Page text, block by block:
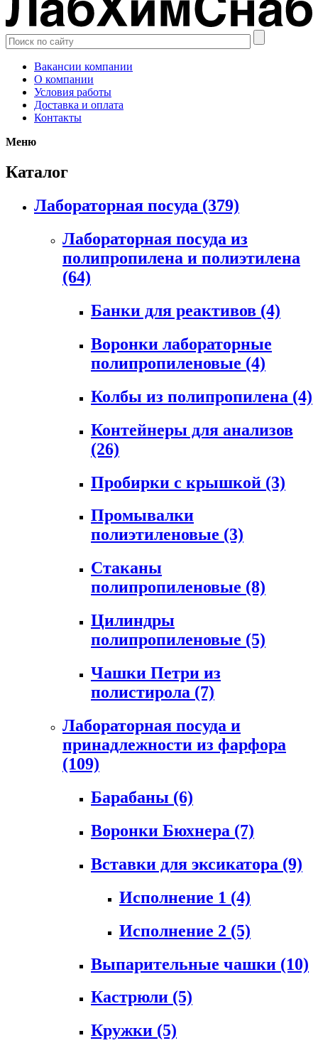
Вакансии компании
О компании
Условия работы
Доставка и оплата
Контакты
Меню
Каталог
Лабораторная посуда (379)
Лабораторная посуда из
полипропилена и полиэтилена
(64)
Банки для реактивов (4)
Воронки лабораторные
полипропиленовые (4)
Колбы из полипропилена (4)
Контейнеры для анализов
(26)
Пробирки с крышкой (3)
Промывалки
полиэтиленовые (3)
Стаканы
полипропиленовые (8)
Цилиндры
полипропиленовые (5)
Чашки Петри из
полистирола (7)
Лабораторная посуда и
принадлежности из фарфора
(109)
Барабаны (6)
Воронки Бюхнера (7)
Вставки для эксикатора (9)
Исполнение 1 (4)
Исполнение 2 (5)
Выпарительные чашки (10)
Кастрюли (5)
Кружки (5)